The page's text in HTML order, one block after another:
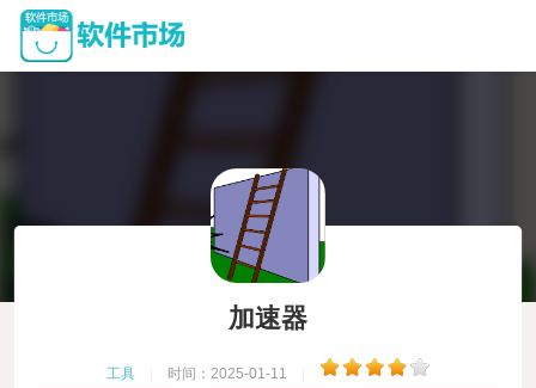
加速器
工具 时间：2025-01-11